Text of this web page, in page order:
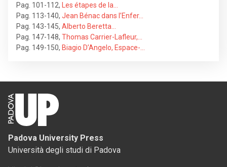
Pag. 101-112,
Les étapes de la…
Pag. 113-140, Jean Bénac dans l’Enfer…
Pag. 143-145, Alberto Beretta…
Pag. 147-148, Thomas Carrier-Lafleur,…
Pag. 149-150, Biagio D’Angelo, Espace-…
Padova University Press
Università degli studi di Padova